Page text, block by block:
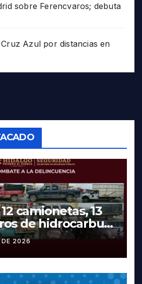
sobre Ferencvaros; debuta
Azul por distancias en
camionetas, 13
de hidrocarburo
robados en
DE 2026